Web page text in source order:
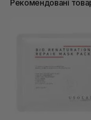
Рекомендовані